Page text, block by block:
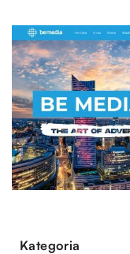
Kategoria